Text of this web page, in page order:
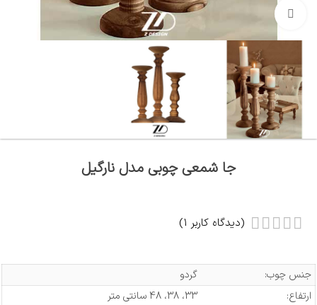
بزرگنمایی تصویر
جا شمعی چوبی مدل نارگیل
(دیدگاه کاربر 1
)
جنس چوب:
گردو
ارتفاع:
33، 38، 48 سانتی متر